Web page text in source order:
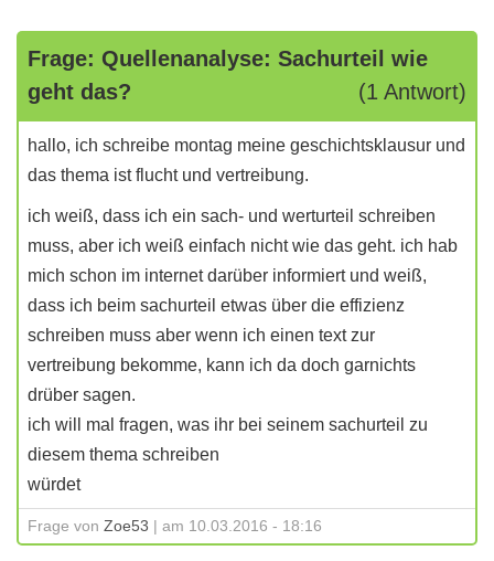
Frage: Quellenanalyse: Sachurteil wie
geht das?
(1 Antwort)
hallo, ich schreibe montag meine geschichtsklausur und
das thema ist flucht und vertreibung.
ich weiß, dass ich ein sach- und werturteil schreiben
muss, aber ich weiß einfach nicht wie das geht. ich hab
mich schon im internet darüber informiert und weiß,
dass ich beim sachurteil etwas über die effizienz
schreiben muss aber wenn ich einen text zur
vertreibung bekomme, kann ich da doch garnichts
drüber sagen.
ich will mal fragen, was ihr bei seinem sachurteil zu
diesem thema schreiben
würdet
Frage von Zoe53 | am 10.03.2016 - 18:16